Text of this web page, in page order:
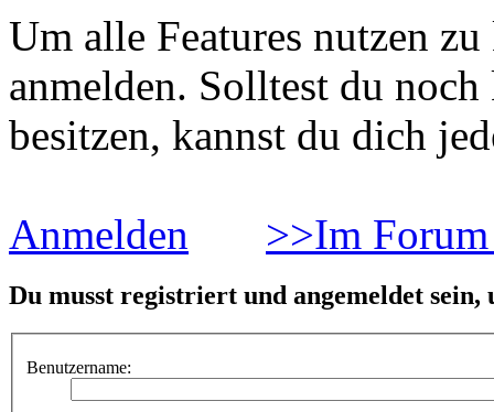
Um alle Features nutzen
anmelden. Solltest du
besitzen, kannst du dich
Anmelden >>Im
Du musst registriert und angemeldet
Benutzername: